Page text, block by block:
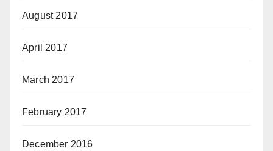
August 2017
April 2017
March 2017
February 2017
December 2016